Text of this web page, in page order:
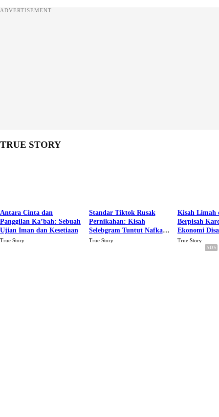
ADVERTISEMENT
TRUE STORY
Antara Cinta dan
Panggilan Ka’bah: Sebuah
Ujian Iman dan Kesetiaan
True Story
Standar Tiktok Rusak
Pernikahan: Kisah
Selebgram Tuntut Nafkah
Rp.15 Juta Perbulan
True Story
Kisah Limah
Berpisah
Ekonomi
Karena Cinta
True Story